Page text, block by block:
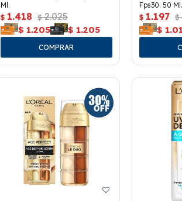
Ml.
$ 1.418 $ 2.025
$ 1.205 $ 1.205
Fps30. 50 Ml.
$ 1.197 $
$